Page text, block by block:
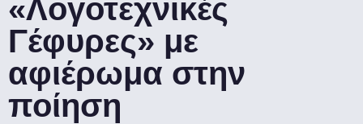
«Λογοτεχνικές
Γέφυρες» με
αφιέρωμα στην
ποίηση